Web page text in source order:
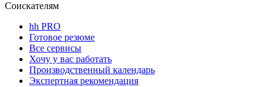
Соискателям
hh PRO
Готовое резюме
Все сервисы
Хочу у вас работать
Производственный календарь
Экспертная рекомендация